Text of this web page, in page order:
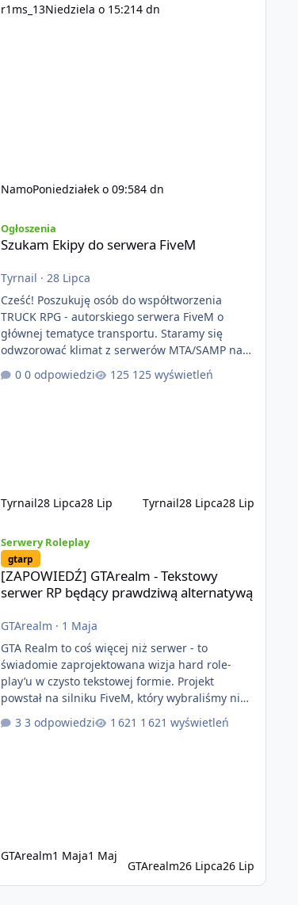
r1ms_13Niedziela o 15:214 dn
NamoPoniedziałek o 09:584 dn
Ogłoszenia
Szukam Ekipy do serwera FiveM
Tyrnail · 28 Lipca
Cześć! Poszukuję osób do współtworzenia
TRUCK RPG - autorskiego serwera FiveM o
głównej tematyce transportu. Staramy się
odwzorować klimat z serwerów MTA/SAMP na
platformie FIveM. Oczywiście nie zabraknie
kontentu dla graczy którzy chcą robić coś
0 odpowiedzi 125 wyświetleń
Tyrnail28 Lipca28 Lip Tyrnail28 Lipca28 Lip
Serwery Roleplay
gtarp
[ZAPOWIEDŹ] GTArealm - Tekstowy
serwer RP będący prawdziwą alternatywą
GTArealm · 1 Maja
GTA Realm to coś więcej niż serwer - to
świadomie zaprojektowana wizja hard role-
play’u w czysto tekstowej formie. Projekt
powstał na silniku FiveM, który wybraliśmy nie
bez powodu. To platforma oferująca ogromną
elastyczność i znacznie szybszy rozwój
3 odpowiedzi 1 621 wyświetleń
GTArealm1 Maja1 Maj
GTArealm26 Lipca26 Lip